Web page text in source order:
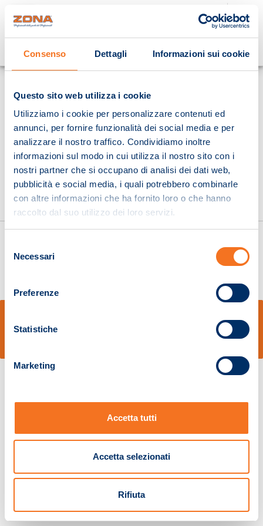
Consenso Dettagli Informazioni sui cookie
Questo sito web utilizza i cookie
Utilizziamo i cookie per personalizzare contenuti ed
annunci, per fornire funzionalità dei social media e per
analizzare il nostro traffico. Condividiamo inoltre
informazioni sul modo in cui utilizza il nostro sito con i
nostri partner che si occupano di analisi dei dati web,
pubblicità e social media, i quali potrebbero combinarle
con altre informazioni che ha fornito loro o che hanno
raccolto dal suo utilizzo dei loro servizi.
delNecessari
Preferenze
Statistiche
Marketing
Accetta tutti
Accetta selezionati
Rifiuta
Cosa stai cercando?
Pistoia 01680210505 – R.E.A. n.155974 - Cap.Soc. € 2.000.000,00 i.v. La
Società adotta il Codice Etico D.lgs. 231/01